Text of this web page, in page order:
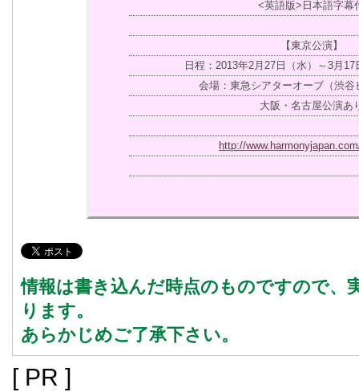
<英語版>日本語字幕
【東京公演】
日程：2013年2月27日（水）～3月
会場：東急シアターオーブ（渋谷
大阪・名古屋公演あ
http://
情報は書き込んだ時点のものですので、
ります。
あらかじめご了承下さい。
[ PR ]